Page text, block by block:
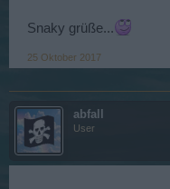
Snaky grüße...
25 Oktober 2017
abfall
User